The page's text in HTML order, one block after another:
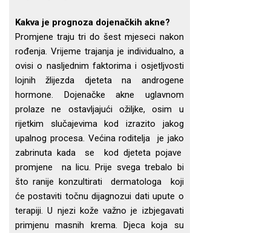
Kakva je prognoza dojenačkih akne?
Promjene traju tri do šest mjeseci nakon
rođenja. Vrijeme trajanja je individualno, a
ovisi o nasljednim faktorima i osjetljvosti
lojnih žlijezda djeteta na androgene
hormone. Dojenačke akne uglavnom
prolaze ne ostavljajući ožiljke, osim u
rijetkim slučajevima kod izrazito jakog
upalnog procesa. Većina roditelja je jako
zabrinuta kada se kod djeteta pojave
promjene na licu. Prije svega trebalo bi
što ranije konzultirati dermatologa koji
će postaviti točnu dijagnozui dati upute o
terapiji. U njezi kože važno je izbjegavati
primjenu masnih krema. Djeca koja su